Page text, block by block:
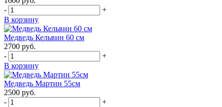
-
+
В корзину
Медведь Кельвин 60 см
2700 руб.
-
+
В корзину
Медведь Мартин 55см
2500 руб.
-
+